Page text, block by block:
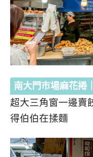
南大門市場麻花捲
超大三角窗一邊賣
得伯伯在揉麵